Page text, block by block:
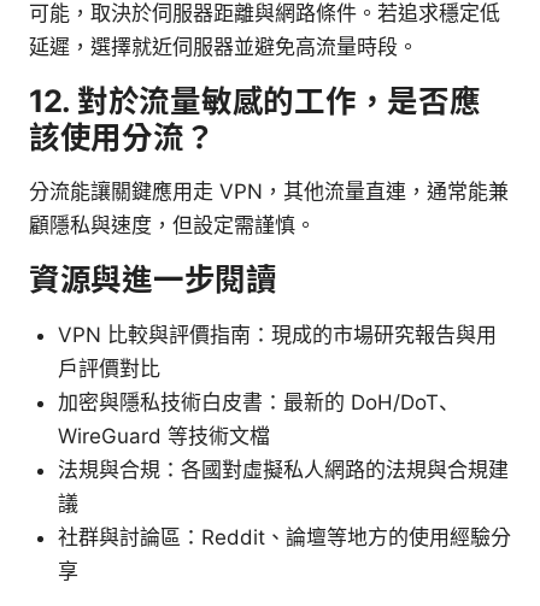
可能，取決於伺服器距離與網路條件。若追求穩定低
延遲，選擇就近伺服器並避免高流量時段。
12. 對於流量敏感的工作，是否應
該使用分流？
分流能讓關鍵應用走 VPN，其他流量直連，通常能兼
顧隱私與速度，但設定需謹慎。
資源與進一步閱讀
VPN 比較與評價指南：現成的市場研究報告與用
戶評價對比
加密與隱私技術白皮書：最新的 DoH/DoT、
WireGuard 等技術文檔
法規與合規：各國對虛擬私人網路的法規與合規建
議
社群與討論區：Reddit、論壇等地方的使用經驗分
享